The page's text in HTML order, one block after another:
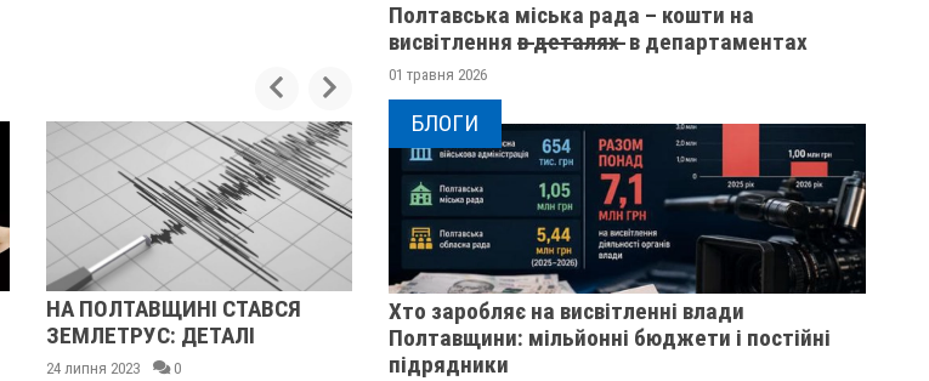
НА ПОЛТАВЩИНІ СТАВСЯ
ЗЕМЛЕТРУС: ДЕТАЛІ
24 липня 2023 0
НА ПОЛТАВЩИНІ ОГОЛОСИЛИ
ШТОРМОВЕ ПОПЕРЕДЖЕННЯ
27 травня 2023
НА ПОЛТАВЩИНІ
ЗАМОРОЗКИ
Полтавська міська рада – кошти на
висвітлення в̶ ̶д̶е̶т̶а̶л̶я̶х̶ ̶ в департаментах
01 травня 2026
БЛОГИ
Хто заробляє на висвітленні влади
Полтавщини: мільйонні бюджети і постійні
підрядники